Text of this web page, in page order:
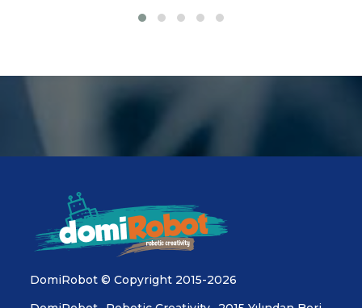
DomiRobot © Copyright 2015-2026